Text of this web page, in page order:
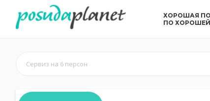
ХОРОШАЯ
ПО
Сервиз на 6 персон